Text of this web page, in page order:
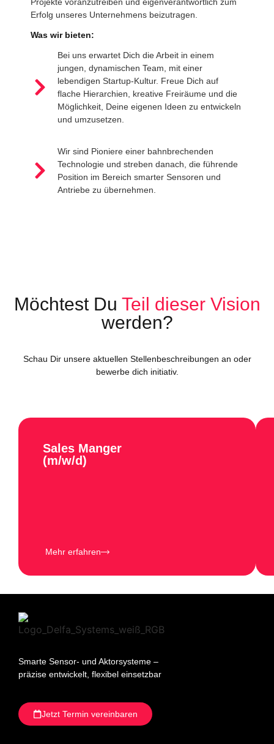
Erfolg unseres Unternehmens beizutragen.
Was wir bieten:
Bei uns erwartet Dich die Arbeit in einem
jungen, dynamischen Team, mit einer
lebendigen Startup-Kultur. Freue Dich auf
flache Hierarchien, kreative Freiräume und die
Möglichkeit, Deine eigenen Ideen zu entwickeln
und umzusetzen.
Wir sind Pioniere einer bahnbrechenden
Technologie und streben danach, die führende
Position im Bereich smarter Sensoren und
Antriebe zu übernehmen.
Möchtest Du Teil dieser Vision
werden?
Schau Dir unsere aktuellen Stellenbeschreibungen an oder
bewerbe dich initiativ.
Sales Manger
(m/w/d)
Mehr erfahren
Smarte Sensor- und Aktorsysteme –
präzise entwickelt, flexibel einsetzbar
Jetzt Termin vereinbaren